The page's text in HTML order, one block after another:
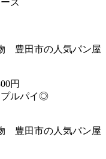
円
プルパイ◎